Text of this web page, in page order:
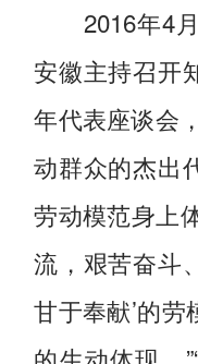
2016年4月
安徽主持召开
年代表座谈会
动群众的杰出
劳动模范身上
流，艰苦奋斗
甘于奉献’的